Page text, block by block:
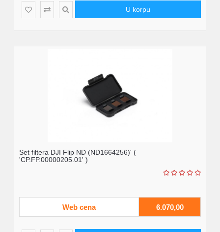
U korpu
Set filtera DJI Flip ND (ND1664256)' (
'CP.FP.00000205.01' )
Web cena 6.070,00